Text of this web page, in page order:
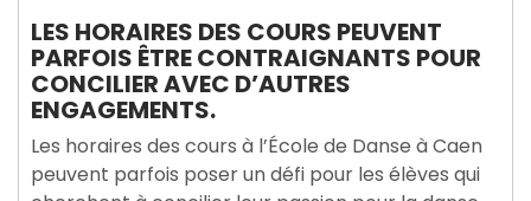
LES HORAIRES DES COURS PEUVENT
PARFOIS ÊTRE CONTRAIGNANTS POUR
CONCILIER AVEC D’AUTRES
ENGAGEMENTS.
Les horaires des cours à l’École de Danse à Caen
peuvent parfois poser un défi pour les élèves qui